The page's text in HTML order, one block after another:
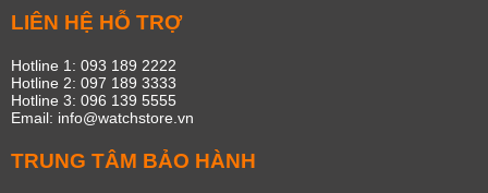
LIÊN HỆ HỖ TRỢ
Hotline 1: 093 189 2222
Hotline 2: 097 189 3333
Hotline 3: 096 139 5555
Email: info@watchstore.vn
TRUNG TÂM BẢO HÀNH